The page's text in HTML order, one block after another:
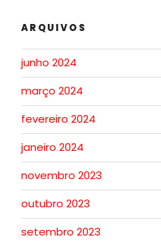
ARQUIVOS
junho 2024
março 2024
fevereiro 2024
janeiro 2024
novembro 2023
outubro 2023
setembro 2023